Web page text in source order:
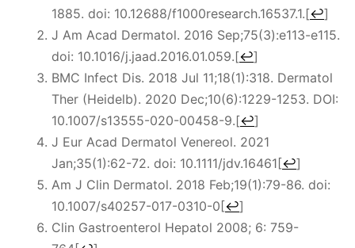
1885. doi: 10.12688/f1000research.16537.1.[↩]
J Am Acad Dermatol. 2016 Sep;75(3):e113-e115.
doi: 10.1016/j.jaad.2016.01.059.[↩]
BMC Infect Dis. 2018 Jul 11;18(1):318. Dermatol
Ther (Heidelb). 2020 Dec;10(6):1229-1253. DOI:
10.1007/s13555-020-00458-9.[↩]
J Eur Acad Dermatol Venereol. 2021
Jan;35(1):62-72. doi: 10.1111/jdv.16461[↩]
Am J Clin Dermatol. 2018 Feb;19(1):79-86. doi:
10.1007/s40257-017-0310-0[↩]
Clin Gastroenterol Hepatol 2008; 6: 759-